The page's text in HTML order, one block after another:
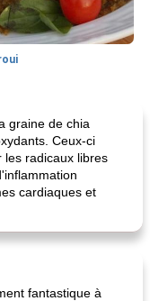
graine de chia
Ceux-ci
les radicaux libres
cardiaques et
fantastique à